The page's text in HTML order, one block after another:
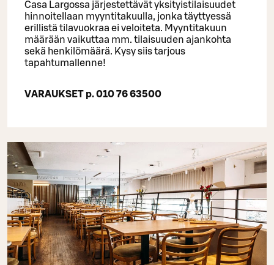
Casa Largossa järjestettävät yksityistilaisuudet
hinnoitellaan myyntitakuulla, jonka täyttyessä
erillistä tilavuokraa ei veloiteta. Myyntitakuun
määrään vaikuttaa mm. tilaisuuden ajankohta
sekä henkilömäärä. Kysy siis tarjous
tapahtumallenne!
VARAUKSET p.010 76 63500